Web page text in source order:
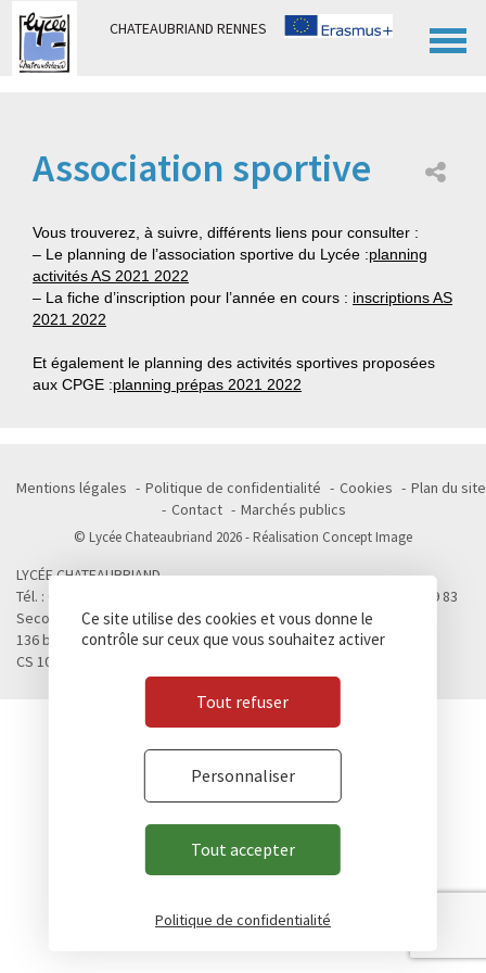
CHATEAUBRIAND RENNES
Association sportive
Vous trouverez, à suivre, différents liens pour consulter :
– Le planning de l’association sportive du Lycée :planning
activités AS 2021 2022
– La fiche d’inscription pour l’année en cours : inscriptions AS
2021 2022
Et également le planning des activités sportives proposées
aux CPGE :planning prépas 2021 2022
Mentions légales Politique de confidentialité Cookies
Plan du site
Contact
Marchés publics
© Lycée Chateaubriand 2026 - Réalisation Concept Image
LYCÉE CHATEAUBRIAND
Tél. : 02 99 28 19 00 / Fax. : 02 99 28 19 05 / Vie scolaire : 02 99 28 19 83
Second cycle, Abibac, Classes préparatoires
136 boulevard de Vitré
CS 10637 - 35706 RENNES Cedex 7
Panneau de gestion des cookies
Ce site utilise des cookies et vous donne le
contrôle sur ceux que vous souhaitez activer
Tout accepter
Tout refuser
Personnaliser
Politique de confidentialité